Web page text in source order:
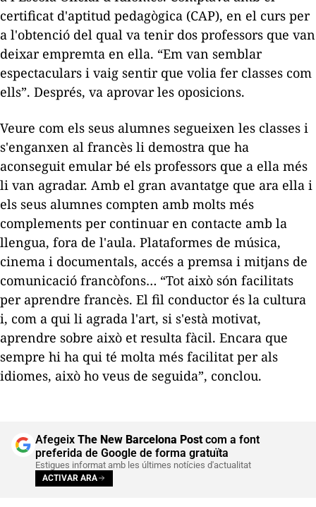
certificat d'aptitud pedagògica (CAP), en el curs per
a l'obtenció del qual va tenir dos professors que van
deixar empremta en ella. “Em van semblar
espectaculars i vaig sentir que volia fer classes com
ells”. Després, va aprovar les oposicions.
Veure com els seus alumnes segueixen les classes i
s'enganxen al francès li demostra que ha
aconseguit emular bé els professors que a ella més
li van agradar. Amb el gran avantatge que ara ella i
els seus alumnes compten amb molts més
complements per continuar en contacte amb la
llengua, fora de l'aula. Plataformes de música,
cinema i documentals, accés a premsa i mitjans de
comunicació francòfons… “Tot això són facilitats
per aprendre francès. El fil conductor és la cultura
i, com a qui li agrada l'art, si s'està motivat,
aprendre sobre això et resulta fàcil. Encara que
sempre hi ha qui té molta més facilitat per als
idiomes, això ho veus de seguida”, conclou.
Afegeix The New Barcelona Postcom a font
preferida de Google de forma gratuïta
Estigues informat amb les últimes notícies d'actualitat
ACTIVAR ARA